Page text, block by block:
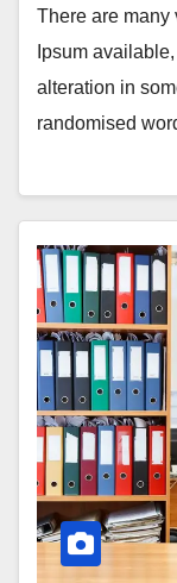
There are many
Ipsum
alteration in
randomised